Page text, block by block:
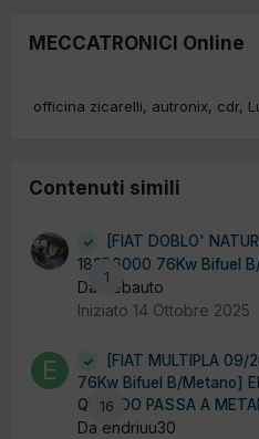
MECCATRONICI Online
officina zicarelli autronix cdr
Contenuti simili
1
[FIAT DOBLO'
182B6000 76Kw Bifuel
Da debauto
Iniziato 14 Ottobre 2025
16
[FIAT MULTIPLA
76Kw Bifuel B/Metano]
QUANDO PASSA A
Da endriuu30